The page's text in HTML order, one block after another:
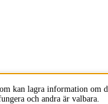
kan lagra information om
och andra är valbara.